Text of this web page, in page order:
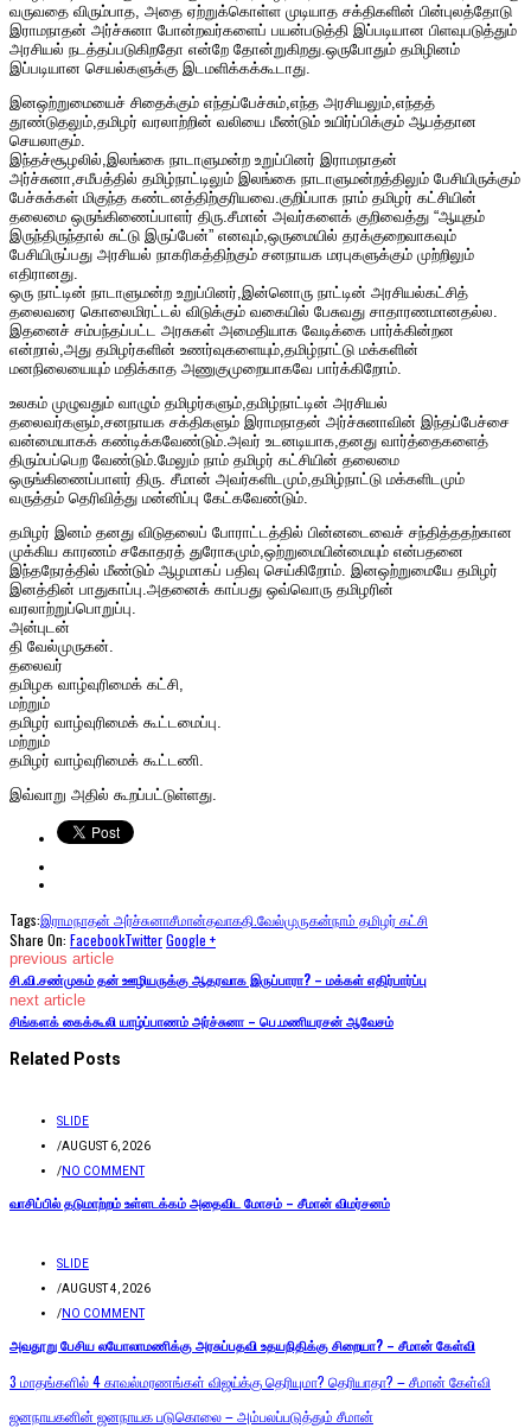
வருவதை விரும்பாத, அதை ஏற்றுக்கொள்ள முடியாத சக்திகளின் பின்புலத்தோடு
இராமநாதன் அர்ச்சுனா போன்றவர்களைப் பயன்படுத்தி இப்படியான பிளவுபடுத்தும்
அரசியல் நடத்தப்படுகிறதோ என்றே தோன்றுகிறது.ஒருபோதும் தமிழினம்
இப்படியான செயல்களுக்கு இடமளிக்கக்கூடாது.
இனஒற்றுமையைச் சிதைக்கும் எந்தப்பேச்சும்,எந்த அரசியலும்,எந்தத்
தூண்டுதலும்,தமிழர் வரலாற்றின் வலியை மீண்டும் உயிர்ப்பிக்கும் ஆபத்தான
செயலாகும்.
இந்தச்சூழலில்,இலங்கை நாடாளுமன்ற உறுப்பினர் இராமநாதன்
அர்ச்சுனா,சமீபத்தில் தமிழ்நாட்டிலும் இலங்கை நாடாளுமன்றத்திலும் பேசியிருக்கும்
பேச்சுக்கள் மிகுந்த கண்டனத்திற்குரியவை.குறிப்பாக நாம் தமிழர் கட்சியின்
தலைமை ஒருங்கிணைப்பாளர் திரு.சீமான் அவர்களைக் குறிவைத்து “ஆயுதம்
இருந்திருந்தால் சுட்டு இருப்பேன்” எனவும்,ஒருமையில் தரக்குறைவாகவும்
பேசியிருப்பது அரசியல் நாகரிகத்திற்கும் சனநாயக மரபுகளுக்கும் முற்றிலும்
எதிரானது.
ஒரு நாட்டின் நாடாளுமன்ற உறுப்பினர்,இன்னொரு நாட்டின் அரசியல்கட்சித்
தலைவரை கொலைமிரட்டல் விடுக்கும் வகையில் பேசுவது சாதாரணமானதல்ல.
இதனைச் சம்பந்தப்பட்ட அரசுகள் அமைதியாக வேடிக்கை பார்க்கின்றன
என்றால்,அது தமிழர்களின் உணர்வுகளையும்,தமிழ்நாட்டு மக்களின்
மனநிலையையும் மதிக்காத அணுகுமுறையாகவே பார்க்கிறோம்.
உலகம் முழுவதும் வாழும் தமிழர்களும்,தமிழ்நாட்டின் அரசியல்
தலைவர்களும்,சனநாயக சக்திகளும் இராமநாதன் அர்ச்சுனாவின் இந்தப்பேச்சை
வன்மையாகக் கண்டிக்கவேண்டும்.அவர் உடனடியாக,தனது வார்த்தைகளைத்
திரும்பப்பெற வேண்டும்.மேலும் நாம் தமிழர் கட்சியின் தலைமை
ஒருங்கிணைப்பாளர் திரு. சீமான் அவர்களிடமும்,தமிழ்நாட்டு மக்களிடமும்
வருத்தம் தெரிவித்து மன்னிப்பு கேட்கவேண்டும்.
தமிழர் இனம் தனது விடுதலைப் போராட்டத்தில் பின்னடைவைச் சந்தித்ததற்கான
முக்கிய காரணம் சகோதரத் துரோகமும்,ஒற்றுமையின்மையும் என்பதனை
இந்தநேரத்தில் மீண்டும் ஆழமாகப் பதிவு செய்கிறோம். இனஒற்றுமையே தமிழர்
இனத்தின் பாதுகாப்பு.அதனைக் காப்பது ஒவ்வொரு தமிழரின்
வரலாற்றுப்பொறுப்பு.
அன்புடன்
தி வேல்முருகன்.
தலைவர்
தமிழக வாழ்வுரிமைக் கட்சி,
மற்றும்
தமிழர் வாழ்வுரிமைக் கூட்டமைப்பு.
மற்றும்
தமிழர் வாழ்வுரிமைக் கூட்டணி.
இவ்வாறு அதில் கூறப்பட்டுள்ளது.
Tags:இராமநாதன் அர்ச்சுனாசீமான்தவாகதி.வேல்முருகன்நாம் தமிழர் கட்சி
Share On: FacebookTwitterGoogle +
previous article
சி.வி.சண்முகம் தன் ஊழியருக்கு ஆதரவாக இருப்பாரா? – மக்கள் எதிர்பார்ப்பு
next article
சிங்களக் கைக்கூலி யாழ்ப்பாணம் அர்ச்சுனா – பெ.மணியரசன் ஆவேசம்
Related Posts
SLIDE
/AUGUST 6, 2026
/NO COMMENT
வாசிப்பில் தடுமாற்றம் உள்ளடக்கம் அதைவிட மோசம் – சீமான் விமர்சனம்
SLIDE
/AUGUST 4, 2026
/NO COMMENT
அவதூறு பேசிய லயோலாமணிக்கு அரசுப்பதவி உதயநிதிக்கு சிறையா? – சீமான் கேள்வி
3 மாதங்களில் 4 காவல்மரணங்கள் விஜய்க்கு தெரியுமா? தெரியாதா? – சீமான் கேள்வி
ஜனநாயகனின் ஜனநாயக படுகொலை – அம்பலப்படுத்தும் சீமான்